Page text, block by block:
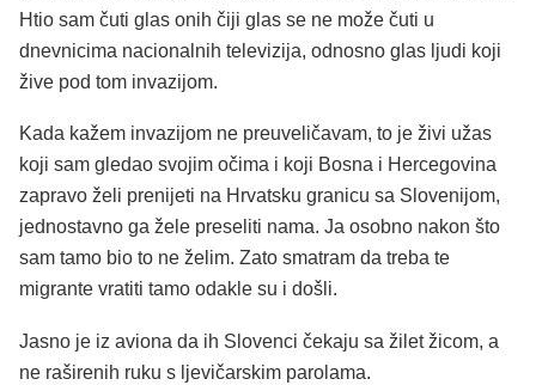
Htio sam čuti glas onih čiji glas se ne može čuti u
dnevnicima nacionalnih televizija, odnosno glas ljudi koji
žive pod tom invazijom.
Kada kažem invazijom ne preuveličavam, to je živi užas
koji sam gledao svojim očima i koji Bosna i Hercegovina
zapravo želi prenijeti na Hrvatsku granicu sa Slovenijom,
jednostavno ga žele preseliti nama. Ja osobno nakon što
sam tamo bio to ne želim. Zato smatram da treba te
migrante vratiti tamo odakle su i došli.
Jasno je iz aviona da ih Slovenci čekaju sa žilet žicom, a
ne raširenih ruku s ljevičarskim parolama.